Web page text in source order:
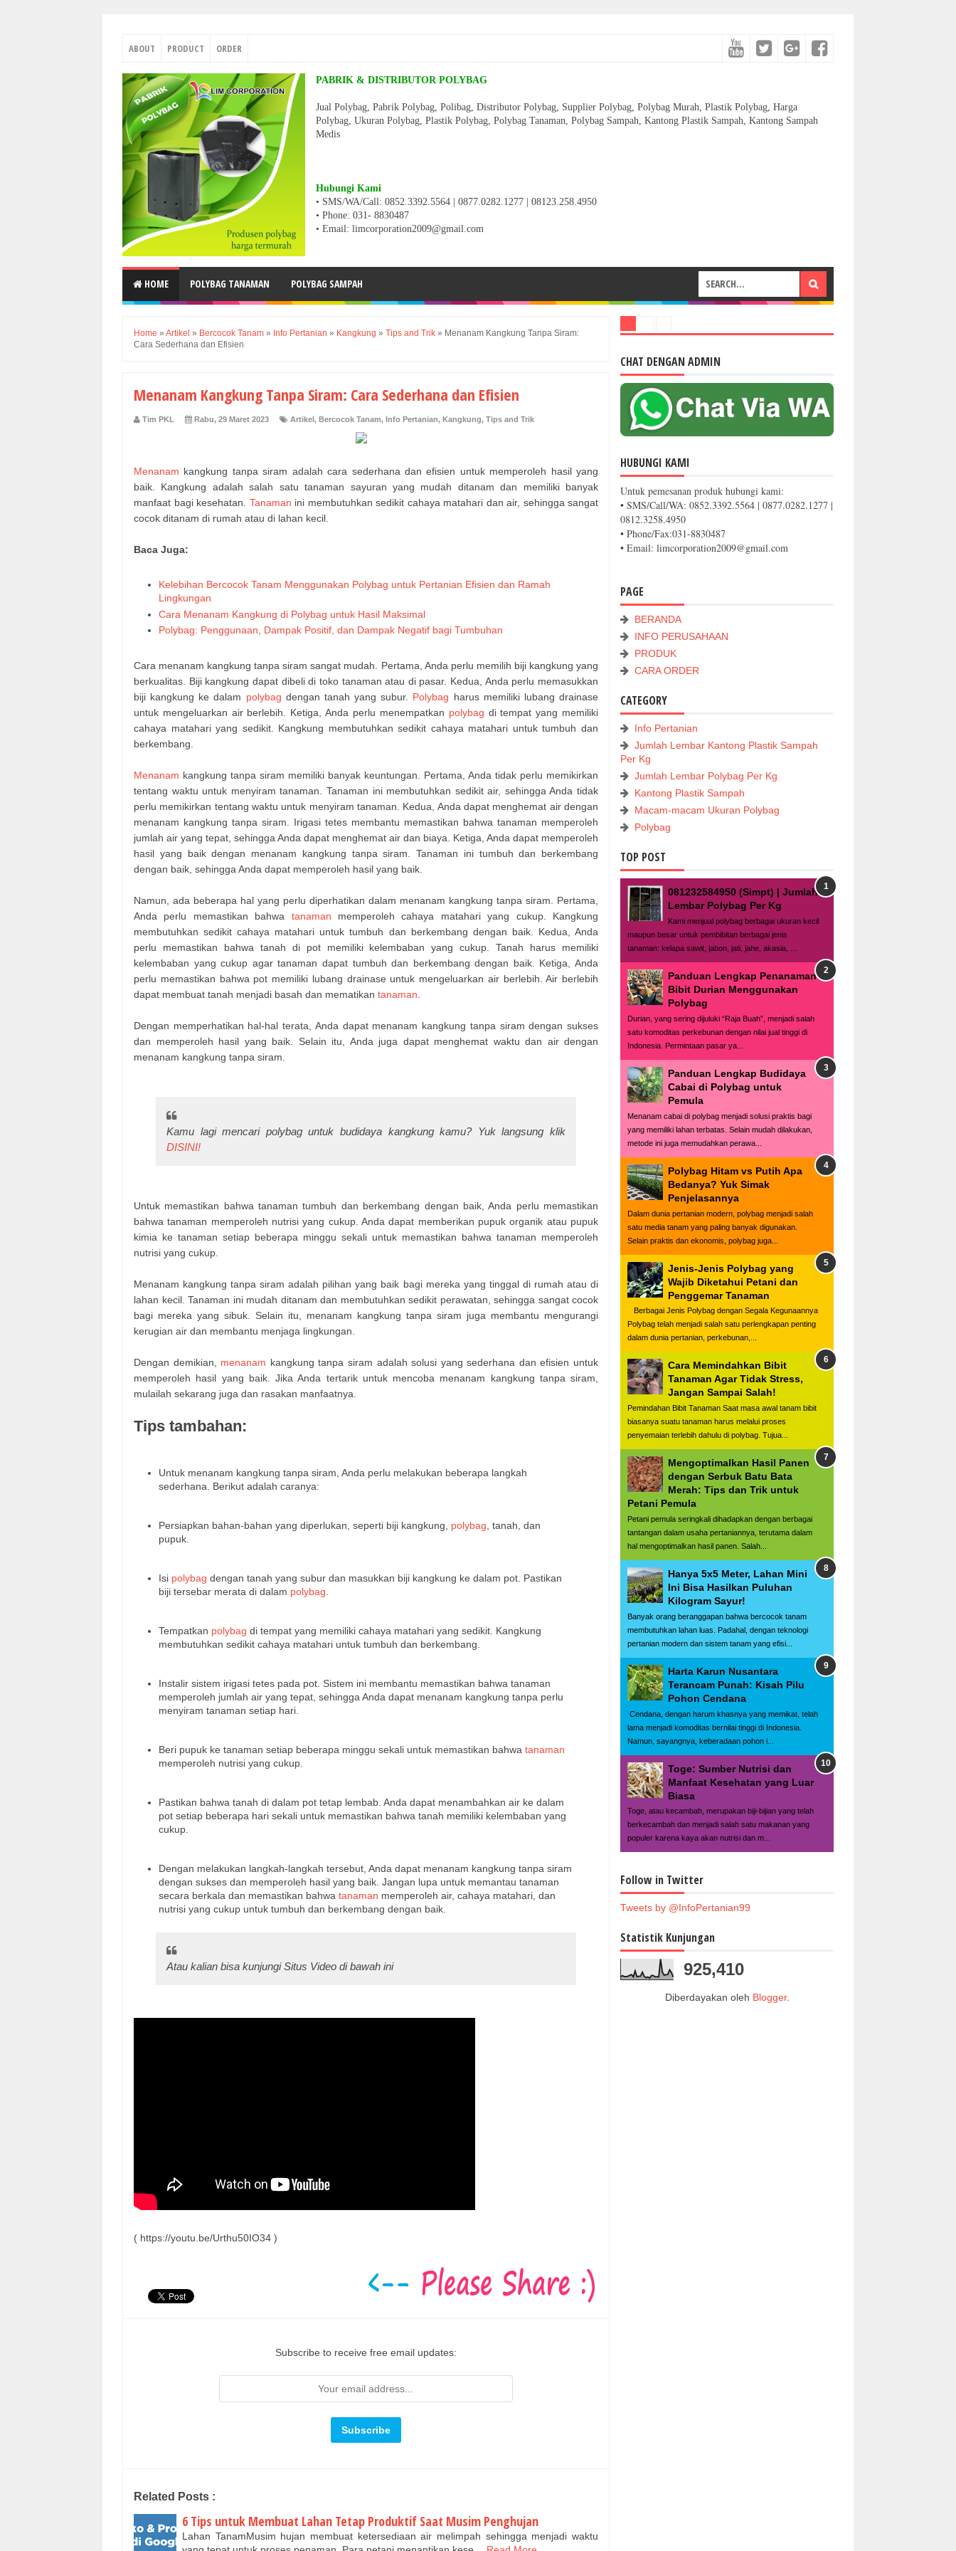
ABOUT PRODUCT ORDER
PABRIK & DISTRIBUTOR POLYBAG
Jual Polybag, Pabrik Polybag, Polibag, Distributor Polybag, Supplier Polybag, Polybag Murah, Plastik Polybag, Harga
Polybag, Ukuran Polybag, Plastik Polybag, Polybag Tanaman, Polybag Sampah, Kantong Plastik Sampah, Kantong Sampah
Medis
Hubungi Kami
• SMS/WA/Call: 0852.3392.5564 | 0877.0282.1277 | 08123.258.4950
• Phone: 031- 8830487
• Email: limcorporation2009@gmail.com
HOME POLYBAG TANAMAN POLYBAG SAMPAH
Home » Artikel » Bercocok Tanam » Info Pertanian » Kangkung » Tips and Trik » Menanam Kangkung Tanpa Siram:
Cara Sederhana dan Efisien
Menanam Kangkung Tanpa Siram: Cara Sederhana dan Efisien
Tim PKL Rabu, 29 Maret 2023 Artikel, Bercocok Tanam, Info Pertanian, Kangkung, Tips and Trik
Menanam kangkung tanpa siram adalah cara sederhana dan efisien untuk memperoleh hasil yang
baik. Kangkung adalah salah satu tanaman sayuran yang mudah ditanam dan memiliki banyak
manfaat bagi kesehatan. Tanaman ini membutuhkan sedikit cahaya matahari dan air, sehingga sangat
cocok ditanam di rumah atau di lahan kecil.
Baca Juga:
Kelebihan Bercocok Tanam Menggunakan Polybag untuk Pertanian Efisien dan Ramah
Lingkungan
Cara Menanam Kangkung di Polybag untuk Hasil Maksimal
Polybag: Penggunaan, Dampak Positif, dan Dampak Negatif bagi Tumbuhan
Cara menanam kangkung tanpa siram sangat mudah. Pertama, Anda perlu memilih biji kangkung yang
berkualitas. Biji kangkung dapat dibeli di toko tanaman atau di pasar. Kedua, Anda perlu memasukkan
biji kangkung ke dalam polybag dengan tanah yang subur. Polybag harus memiliki lubang drainase
untuk mengeluarkan air berlebih. Ketiga, Anda perlu menempatkan polybag di tempat yang memiliki
cahaya matahari yang sedikit. Kangkung membutuhkan sedikit cahaya matahari untuk tumbuh dan
berkembang.
Menanam kangkung tanpa siram memiliki banyak keuntungan. Pertama, Anda tidak perlu memikirkan
tentang waktu untuk menyiram tanaman. Tanaman ini membutuhkan sedikit air, sehingga Anda tidak
perlu memikirkan tentang waktu untuk menyiram tanaman. Kedua, Anda dapat menghemat air dengan
menanam kangkung tanpa siram. Irigasi tetes membantu memastikan bahwa tanaman memperoleh
jumlah air yang tepat, sehingga Anda dapat menghemat air dan biaya. Ketiga, Anda dapat memperoleh
hasil yang baik dengan menanam kangkung tanpa siram. Tanaman ini tumbuh dan berkembang
dengan baik, sehingga Anda dapat memperoleh hasil yang baik.
Namun, ada beberapa hal yang perlu diperhatikan dalam menanam kangkung tanpa siram. Pertama,
Anda perlu memastikan bahwa tanaman memperoleh cahaya matahari yang cukup. Kangkung
membutuhkan sedikit cahaya matahari untuk tumbuh dan berkembang dengan baik. Kedua, Anda
perlu memastikan bahwa tanah di pot memiliki kelembaban yang cukup. Tanah harus memiliki
kelembaban yang cukup agar tanaman dapat tumbuh dan berkembang dengan baik. Ketiga, Anda
perlu memastikan bahwa pot memiliki lubang drainase untuk mengeluarkan air berlebih. Air berlebih
dapat membuat tanah menjadi basah dan mematikan tanaman
Dengan memperhatikan hal-hal terata, Anda dapat menanam kangkung tanpa siram dengan sukses
dan memperoleh hasil yang baik. Selain itu, Anda juga dapat menghemat waktu dan air dengan
menanam kangkung tanpa siram.
Kamu lagi mencari polybag untuk budidaya kangkung kamu? Yuk langsung klik
DISINI!
Untuk memastikan bahwa tanaman tumbuh dan berkembang dengan baik, Anda perlu memastikan
bahwa tanaman memperoleh nutrisi yang cukup. Anda dapat memberikan pupuk organik atau pupuk
kimia ke tanaman setiap beberapa minggu sekali untuk memastikan bahwa tanaman memperoleh
nutrisi yang cukup.
Menanam kangkung tanpa siram adalah pilihan yang baik bagi mereka yang tinggal di rumah atau di
lahan kecil. Tanaman ini mudah ditanam dan membutuhkan sedikit perawatan, sehingga sangat cocok
bagi mereka yang sibuk. Selain itu, menanam kangkung tanpa siram juga membantu mengurangi
kerugian air dan membantu menjaga lingkungan.
Dengan demikian, menanam kangkung tanpa siram adalah solusi yang sederhana dan efisien untuk
memperoleh hasil yang baik. Jika Anda tertarik untuk mencoba menanam kangkung tanpa siram,
mulailah sekarang juga dan rasakan manfaatnya.
Tips tambahan:
Untuk menanam kangkung tanpa siram, Anda perlu melakukan beberapa langkah
sederhana. Berikut adalah caranya:
Persiapkan bahan-bahan yang diperlukan, seperti biji kangkung, polybag , tanah, dan
pupuk.
Isi polybag dengan tanah yang subur dan masukkan biji kangkung ke dalam pot. Pastikan
biji tersebar merata di dalam polybag
Tempatkan polybag di tempat yang memiliki cahaya matahari yang sedikit. Kangkung
membutuhkan sedikit cahaya matahari untuk tumbuh dan berkembang.
Instalir sistem irigasi tetes pada pot. Sistem ini membantu memastikan bahwa tanaman
memperoleh jumlah air yang tepat, sehingga Anda dapat menanam kangkung tanpa perlu
menyiram tanaman setiap hari.
Beri pupuk ke tanaman setiap beberapa minggu sekali untuk memastikan bahwa tanaman
memperoleh nutrisi yang cukup.
Pastikan bahwa tanah di dalam pot tetap lembab. Anda dapat menambahkan air ke dalam
pot setiap beberapa hari sekali untuk memastikan bahwa tanah memiliki kelembaban yang
cukup.
Dengan melakukan langkah-langkah tersebut, Anda dapat menanam kangkung tanpa siram
dengan sukses dan memperoleh hasil yang baik. Jangan lupa untuk memantau tanaman
secara berkala dan memastikan bahwa tanaman memperoleh air, cahaya matahari, dan
nutrisi yang cukup untuk tumbuh dan berkembang dengan baik.
Atau kalian bisa kunjungi Situs Video di bawah ini
( https://youtu.be/Urthu50IO34 )
Subscribe to receive free email updates:
Related Posts :
6 Tips untuk Membuat Lahan Tetap Produktif Saat Musim Penghujan
Lahan TanamMusim hujan membuat ketersediaan air melimpah sehingga menjadi waktu
CHAT DENGAN ADMIN
HUBUNGI KAMI
Untuk pemesanan produk hubungi kami:
• SMS/Call/WA: 0852.3392.5564 | 0877.0282.1277 |
0812.3258.4950
• Phone/Fax:031-8830487
• Email: limcorporation2009@gmail.com
PAGE
BERANDA
INFO PERUSAHAAN
PRODUK
CARA ORDER
CATEGORY
Info Pertanian
Jumlah Lembar Kantong Plastik Sampah
Per Kg
Jumlah Lembar Polybag Per Kg
Kantong Plastik Sampah
Macam-macam Ukuran Polybag
Polybag
TOP POST
081232584950 (Simpt) | Jumlah
Lembar Polybag Per Kg
Kami menjual polybag berbagai ukuran kecil
maupun besar untuk pembibitan berbagai jenis
tanaman: kelapa sawit, jabon, jati, jahe, akasia, ...
Panduan Lengkap Penanaman
Bibit Durian Menggunakan
Polybag
Durian, yang sering dijuluki “Raja Buah”, menjadi salah
satu komoditas perkebunan dengan nilai jual tinggi di
Indonesia. Permintaan pasar ya...
Panduan Lengkap Budidaya
Cabai di Polybag untuk
Pemula
Menanam cabai di polybag menjadi solusi praktis bagi
yang memiliki lahan terbatas. Selain mudah dilakukan,
metode ini juga memudahkan perawa...
Polybag Hitam vs Putih Apa
Bedanya? Yuk Simak
Penjelasannya
Dalam dunia pertanian modern, polybag menjadi salah
satu media tanam yang paling banyak digunakan.
Selain praktis dan ekonomis, polybag juga...
Jenis-Jenis Polybag yang
Wajib Diketahui Petani dan
Penggemar Tanaman
Berbagai Jenis Polybag dengan Segala Kegunaannya
Polybag telah menjadi salah satu perlengkapan penting
dalam dunia pertanian, perkebunan,...
Cara Memindahkan Bibit
Tanaman Agar Tidak Stress,
Jangan Sampai Salah!
Pemindahan Bibit Tanaman Saat masa awal tanam bibit
biasanya suatu tanaman harus melalui proses
penyemaian terlebih dahulu di polybag. Tujua...
Mengoptimalkan Hasil Panen
dengan Serbuk Batu Bata
Merah: Tips dan Trik untuk
Petani Pemula
Petani pemula seringkali dihadapkan dengan berbagai
tantangan dalam usaha pertaniannya, terutama dalam
hal mengoptimalkan hasil panen. Salah...
Hanya 5x5 Meter, Lahan Mini
Ini Bisa Hasilkan Puluhan
Kilogram Sayur!
Banyak orang beranggapan bahwa bercocok tanam
membutuhkan lahan luas. Padahal, dengan teknologi
pertanian modern dan sistem tanam yang efisi...
Harta Karun Nusantara
Terancam Punah: Kisah Pilu
Pohon Cendana
Cendana, dengan harum khasnya yang memikat, telah
lama menjadi komoditas bernilai tinggi di Indonesia.
Namun, sayangnya, keberadaan pohon i...
Toge: Sumber Nutrisi dan
Manfaat Kesehatan yang Luar
Biasa
Toge, atau kecambah, merupakan biji-bijian yang telah
berkecambah dan menjadi salah satu makanan yang
populer karena kaya akan nutrisi dan m...
Follow in Twitter
Tweets by @InfoPertanian99
Statistik Kunjungan
925,410
Diberdayakan oleh Blogger.